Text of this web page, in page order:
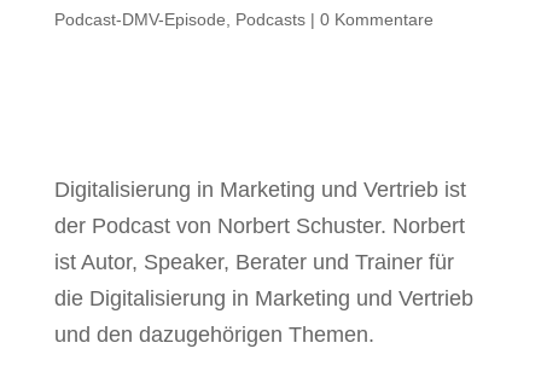
Podcast-DMV-Episode
Podcasts| 0 Kommentare
Digitalisierung in Marketing und Vertrieb ist
der Podcast von Norbert Schuster. Norbert
ist Autor, Speaker, Berater und Trainer für
die Digitalisierung in Marketing und Vertrieb
und den dazugehörigen Themen.